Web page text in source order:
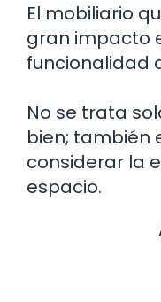
El mobiliario
gran impacto
funcionalidad
No se trata
bien; también
considerar la
espacio.